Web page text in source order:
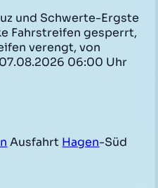
und Schwerte-Ergste
Fahrstreifen gesperrt,
verengt, von
06:00 Uhr
Ausfahrt Hagen-Süd